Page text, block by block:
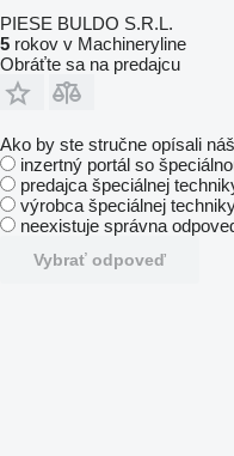
PIESE BULDO S.R.L.
5 rokov v Machineryline
Obráťte sa na predajcu
Ako by ste stručne opísali
inzertný portál so
predajca špeciálnej
výrobca špeciálnej
neexistuje správna
Vybrať odpoveď